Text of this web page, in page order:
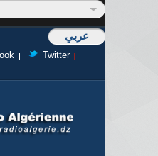
عربي
Twitter